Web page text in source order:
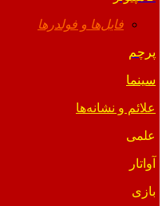
فایل‌ها و فولدرها
پرچم
سینما
علائم و نشانه‌ها
علمی
آواتار
بازی